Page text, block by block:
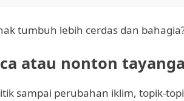
tumbuh lebih cerdas dan
atau nonton
sampai perubahan iklim, topik-